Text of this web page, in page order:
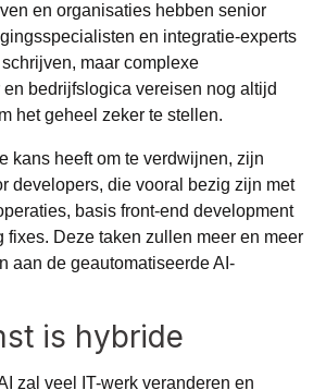
en organisaties hebben senior
en integratie-experts
maar complexe
bedrijfslogica vereisen nog altijd
het geheel zeker te stellen.
kans heeft om te verdwijnen, zijn
developers, die vooral bezig zijn met
basis front-end development
fixes. Deze taken zullen meer en meer
aan de geautomatiseerde AI-
is hybride
zal veel IT-werk veranderen en